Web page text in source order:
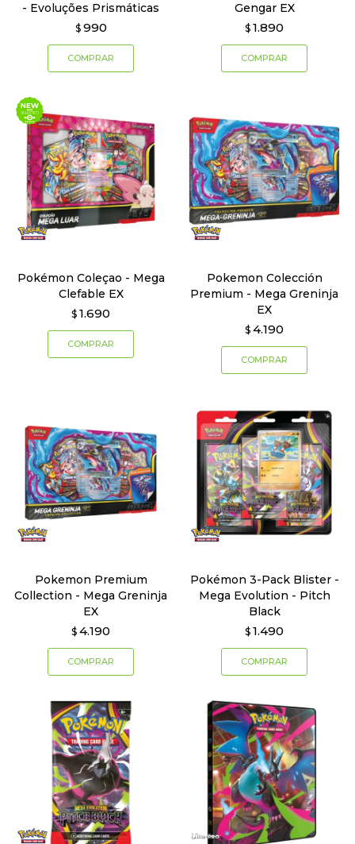
- Evoluções Prismáticas
$ 990
Gengar EX
$ 1.890
Pokémon Coleçao - Mega
Clefable EX
$ 1.690
Pokemon Colección
Premium - Mega Greninja
EX
$ 4.190
Pokemon Premium
Collection - Mega Greninja
EX
$ 4.190
Pokémon 3-Pack Blister -
Mega Evolution - Pitch
Black
$ 1.490